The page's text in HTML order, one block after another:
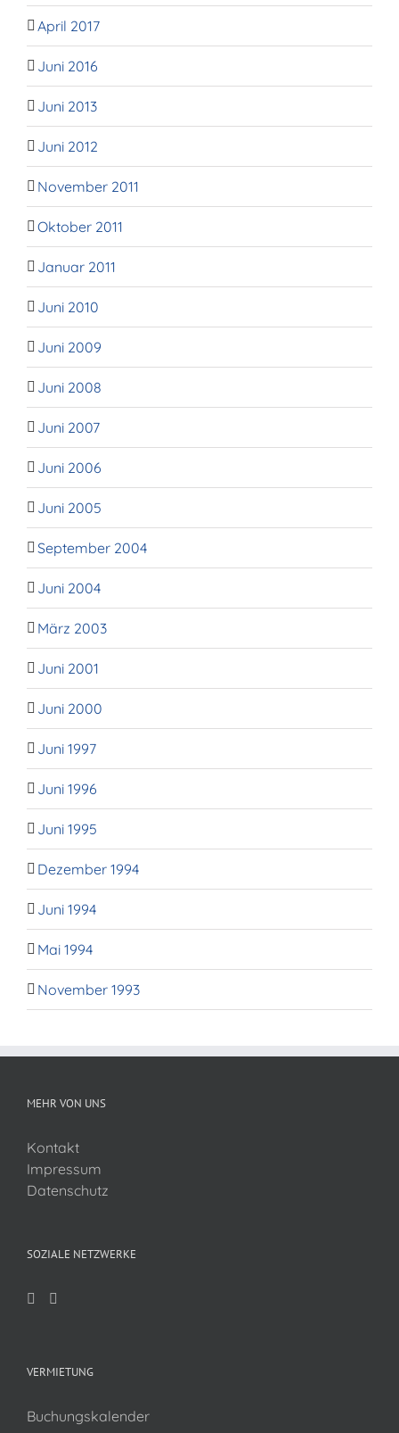
April 2017
Juni 2016
Juni 2013
Juni 2012
November 2011
Oktober 2011
Januar 2011
Juni 2010
Juni 2009
Juni 2008
Juni 2007
Juni 2006
Juni 2005
September 2004
Juni 2004
März 2003
Juni 2001
Juni 2000
Juni 1997
Juni 1996
Juni 1995
Dezember 1994
Juni 1994
Mai 1994
November 1993
MEHR VON UNS
Kontakt
Impressum
Datenschutz
SOZIALE NETZWERKE
VERMIETUNG
Buchungskalender